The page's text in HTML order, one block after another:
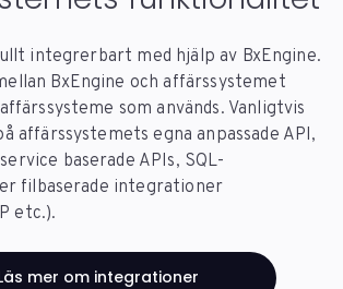
integrerbart med hjälp av BxEngine.
BxEngine och affärssystemet
som används. Vanligtvis
affärssystemets egna anpassade API,
baserade APIs, SQL-
filbaserade integrationer
etc.).
mer om integrationer